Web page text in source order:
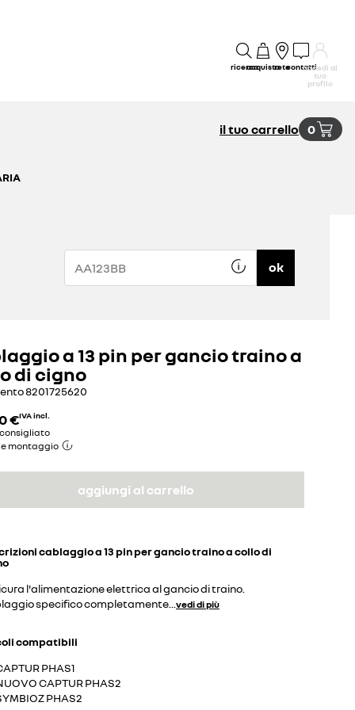
ricercaacquistoretecontattiaccedi al
tuo
profilo
il tuo carrello 0
ok
a 13 pin per gancio traino a
di cigno
8201725620
€IVA incl.
montaggio
aggiungi al carrello
cablaggio a 13 pin per gancio traino a collo di
l'alimentazione elettrica al gancio di traino.
specifico completamente vedi di più
compatibili
PHAS1
CAPTUR PHAS2
PHAS2